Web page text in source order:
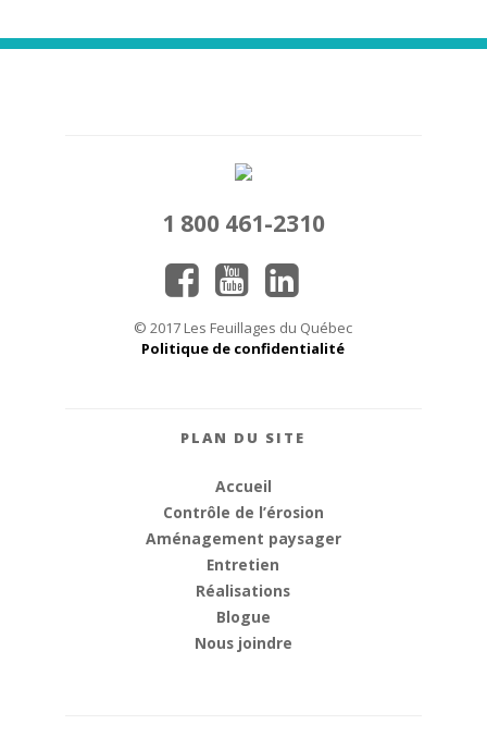
1 800 461-2310
© 2017 Les Feuillages du Québec
Politique de confidentialité
PLAN DU SITE
Accueil
Contrôle de l’érosion
Aménagement paysager
Entretien
Réalisations
Blogue
Nous joindre